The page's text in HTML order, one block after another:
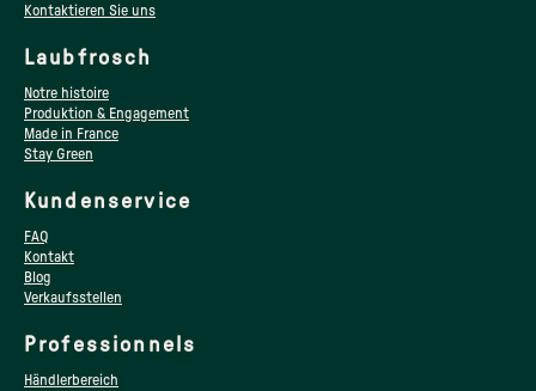
Kontaktieren Sie uns
Laubfrosch
Notre histoire
Produktion & Engagement
Made in France
Stay Green
Kundenservice
FAQ
Kontakt
Blog
Verkaufsstellen
Professionnels
Händlerbereich